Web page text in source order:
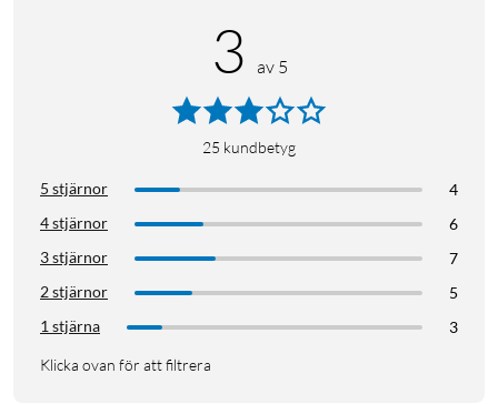
3 av 5
25 kundbetyg
5 stjärnor
4
4 stjärnor
6
3 stjärnor
7
2 stjärnor
5
1 stjärna
3
Klicka ovan för att filtrera